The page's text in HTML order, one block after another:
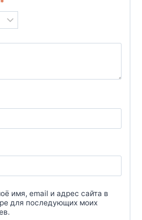
*
имя, email и адрес сайта в
для последующих моих